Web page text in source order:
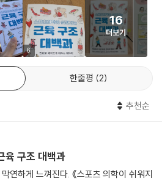
인 해부학 지식을 얻게 된다. 여기에 더해,
한 시작점과 정지점, 근섬유의 결까지 정교
리와 그림으로 원리를 이해하므로 전신 근
지며 기억에도 오래 남게 될 것이다. 스포
자부터 전공생, 근육이 궁금한 일반 독자까
용적인 근육 해부학 학습서다.
]
다양한 정보를 곁들여 정말 이해하기 쉽
났더라면 좋았겠다는 생각이 들었습니
6
16
더보기
한줄평 2
추천순
육 구조 대백과
연하게 느껴진다. 《스포츠 의학이 쉬워지